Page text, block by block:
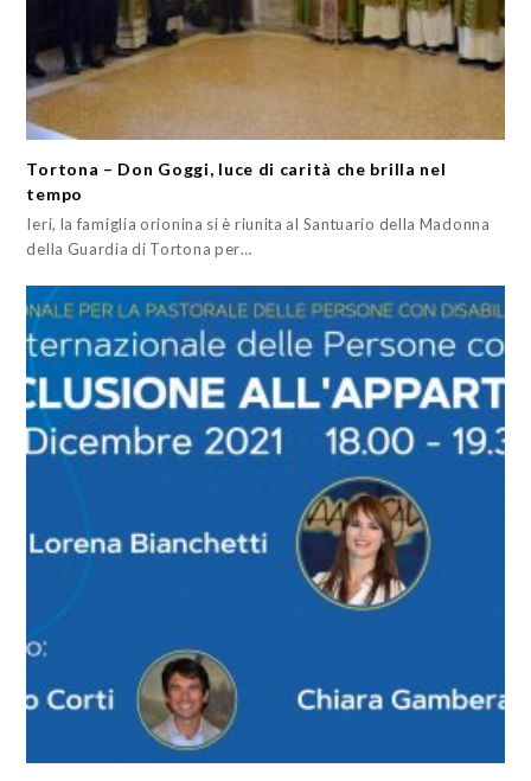
Tortona – Don Goggi, luce di carità che brilla nel
tempo
Ieri, la famiglia orionina si è riunita al Santuario della Madonna
della Guardia di Tortona per…